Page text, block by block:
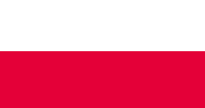
Fenster)